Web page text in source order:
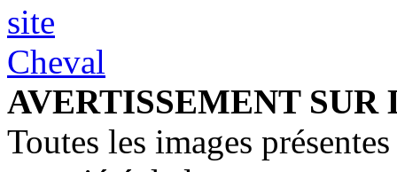
AVERTISSEMENT
Toutes les images